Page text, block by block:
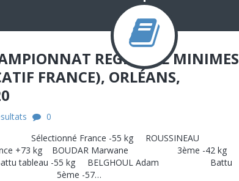
REGIONAL MINIMES
FRANCE), ORLÉANS,
0
France -55 kg ROUSSINEAU
+73 kg BOUDAR Marwane 3ème -42 kg
-55 kg BELGHOUL Adam Battu
Sean 5ème -57…